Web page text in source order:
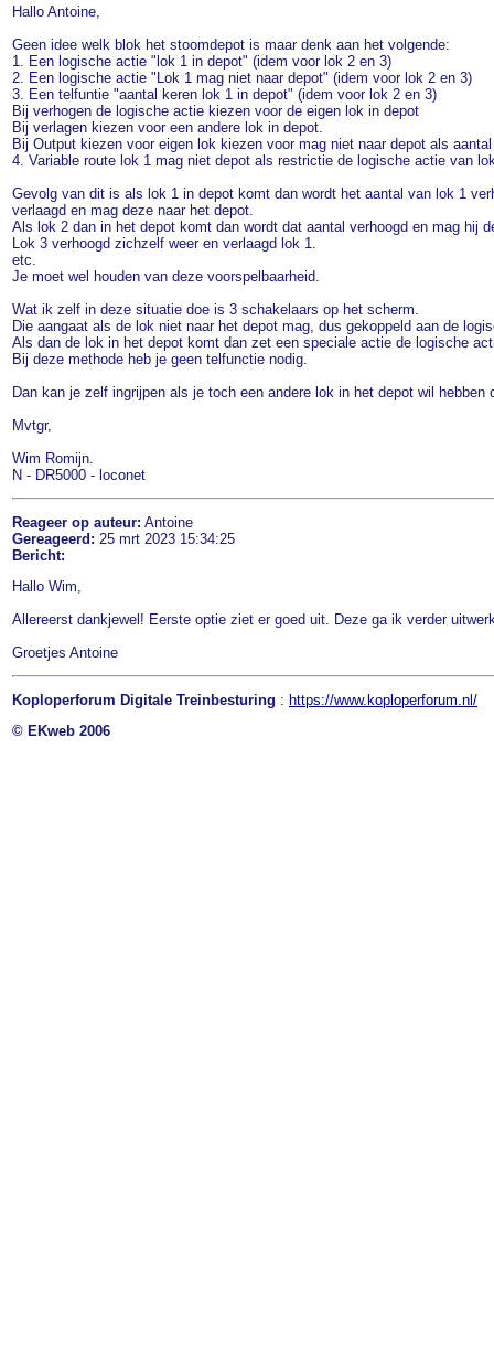
Hallo Antoine,
Geen idee welk blok het stoomdepot is maar denk aan het volgende:
1. Een logische actie "lok 1 in depot" (idem voor lok 2 en 3)
2. Een logische actie "Lok 1 mag niet naar depot" (idem voor lok 2 en 3)
3. Een telfuntie "aantal keren lok 1 in depot" (idem voor lok 2 en 3)
Bij verhogen de logische actie kiezen voor de eigen lok in depot
Bij verlagen kiezen voor een andere lok in depot.
Bij Output kiezen voor eigen lok kiezen voor mag niet naar depot als
4. Variable route lok 1 mag niet depot als restrictie de logische actie van
Gevolg van dit is als lok 1 in depot komt dan wordt het aantal van lok 1
verlaagd en mag deze naar het depot.
Als lok 2 dan in het depot komt dan wordt dat aantal verhoogd en mag hij
Lok 3 verhoogd zichzelf weer en verlaagd lok 1.
etc.
Je moet wel houden van deze voorspelbaarheid.
Wat ik zelf in deze situatie doe is 3 schakelaars op het scherm.
Die aangaat als de lok niet naar het depot mag, dus gekoppeld aan de
Als dan de lok in het depot komt dan zet een speciale actie de logische
Bij deze methode heb je geen telfunctie nodig.
Dan kan je zelf ingrijpen als je toch een andere lok in het depot wil hebben
Mvtgr,
Wim Romijn.
N - DR5000 - loconet
Reageer op auteur: Antoine
Gereageerd: 25 mrt 2023 15:34:25
Bericht:
Hallo Wim,
Allereerst dankjewel! Eerste optie ziet er goed uit. Deze ga ik verder
Groetjes Antoine
Koploperforum Digitale Treinbesturing : https://www.koploperforum.nl/
© EKweb 2006